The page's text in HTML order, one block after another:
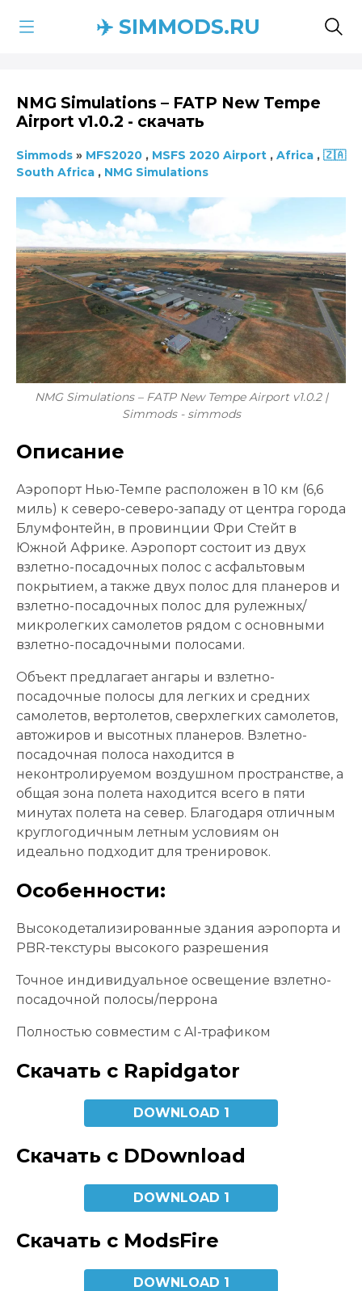
✈️ SIMMODS.RU
NMG Simulations – FATP New Tempe
Airport v1.0.2 - скачать
Simmods » MFS2020 , MSFS 2020 Airport , Africa , 🇿🇦
South Africa , NMG Simulations
NMG Simulations – FATP New Tempe Airport v1.0.2 |
Simmods - simmods
Описание
Аэропорт Нью-Темпе расположен в 10 км (6,6
миль) к северо-северо-западу от центра города
Блумфонтейн, в провинции Фри Стейт в
Южной Африке. Аэропорт состоит из двух
взлетно-посадочных полос с асфальтовым
покрытием, а также двух полос для планеров и
взлетно-посадочных полос для рулежных/
микролегких самолетов рядом с основными
взлетно-посадочными полосами.
Объект предлагает ангары и взлетно-
посадочные полосы для легких и средних
самолетов, вертолетов, сверхлегких самолетов,
автожиров и высотных планеров. Взлетно-
посадочная полоса находится в
неконтролируемом воздушном пространстве, а
общая зона полета находится всего в пяти
минутах полета на север. Благодаря отличным
круглогодичным летным условиям он
идеально подходит для тренировок.
Особенности:
Высокодетализированные здания аэропорта и
PBR-текстуры высокого разрешения
Точное индивидуальное освещение взлетно-
посадочной полосы/перрона
Полностью совместим с AI-трафиком
Скачать с Rapidgator
DOWNLOAD 1
Скачать с DDownload
DOWNLOAD 1
Скачать с ModsFire
DOWNLOAD 1